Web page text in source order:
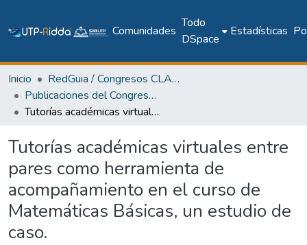
Comunidades
Todo
DSpace
Estadísticas
Inicio
RedGuia / Congresos CLABES
Publicaciones del Congreso Internacional CLABES
Tutorías académicas virtuales entre pares como herramienta de acompañamiento en el curso de Matemáticas Básicas, un estudio de caso.
Tutorías académicas virtuales entre
pares como herramienta de
acompañamiento en el curso de
Matemáticas Básicas, un estudio de
caso.